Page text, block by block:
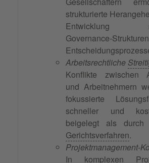
strukturierte
Entwicklung
Governance-
Arbeitsrechtliche
Konflikte zwischen
und Arbeitnehmern
fokussierte
schneller und
beigelegt als durch
Gerichtsverfahren.
Projektmanagement-
In komplexen